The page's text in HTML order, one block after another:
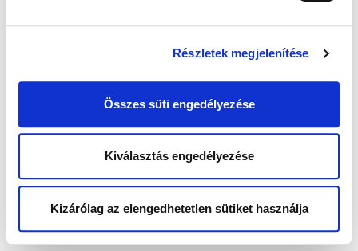
Részletek megjelenítése
Összes süti engedélyezése
Kiválasztás engedélyezése
Kizárólag az elengedhetetlen sütiket használja